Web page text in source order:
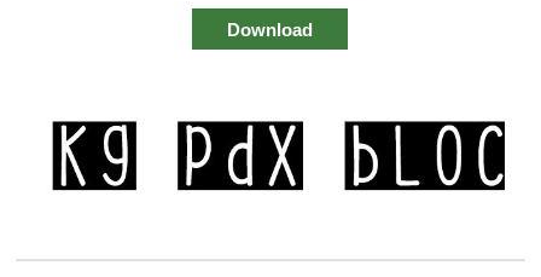
Download